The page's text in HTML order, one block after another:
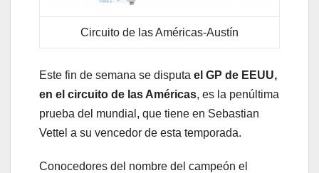
Circuito de las Américas-Austín
Este fin de semana se disputa el GP de EEUU,
en el circuito de las Américas, es la penúltima
prueba del mundial, que tiene en Sebastian
Vettel a su vencedor de esta temporada.
Conocedores del nombre del campeón el